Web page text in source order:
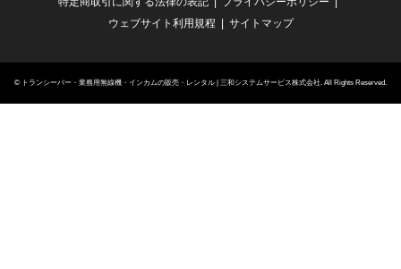
ウェブサイト利用規程
サイトマップ
© トランシーバー・業務用無線機・インカムの販売・レンタル | 三和システムサービス株式会社. All Rights Reserved.